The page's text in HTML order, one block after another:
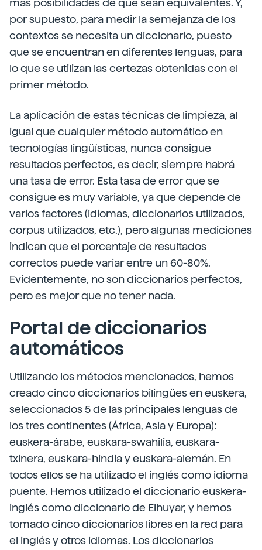
más posibilidades de que sean equivalentes. Y,
por supuesto, para medir la semejanza de los
contextos se necesita un diccionario, puesto
que se encuentran en diferentes lenguas, para
lo que se utilizan las certezas obtenidas con el
primer método.
La aplicación de estas técnicas de limpieza, al
igual que cualquier método automático en
tecnologías lingüísticas, nunca consigue
resultados perfectos, es decir, siempre habrá
una tasa de error. Esta tasa de error que se
consigue es muy variable, ya que depende de
varios factores (idiomas, diccionarios utilizados,
corpus utilizados, etc.), pero algunas mediciones
indican que el porcentaje de resultados
correctos puede variar entre un 60-80%.
Evidentemente, no son diccionarios perfectos,
pero es mejor que no tener nada.
Portal de diccionarios
automáticos
Utilizando los métodos mencionados, hemos
creado cinco diccionarios bilingües en euskera,
seleccionados 5 de las principales lenguas de
los tres continentes (África, Asia y Europa):
euskera-árabe, euskara-swahilia, euskara-
txinera, euskara-hindia y euskara-alemán. En
todos ellos se ha utilizado el inglés como idioma
puente. Hemos utilizado el diccionario euskera-
inglés como diccionario de Elhuyar, y hemos
tomado cinco diccionarios libres en la red para
el inglés y otros idiomas. Los diccionarios